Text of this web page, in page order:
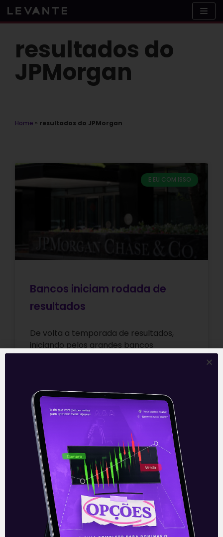
Skip
to
resultados do
JPMorgan
Home » resultados do JPMorgan
E EU COM ISSO
Bancos iniciam rodada de
resultados
De volta a temporada de resultados,
iniciando pelos grandes bancos
JPMorgan Chase (JPM) e Wells Fargo
Leia mais
17/01/2022
E EU COM ISSO